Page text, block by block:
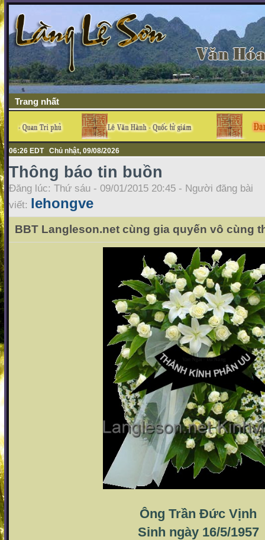
Trang nhất
06:26 EDT Chủ nhật, 09/08/2026
Thông báo tin buồn
Đăng lúc: Thứ sáu - 09/01/2015 20:45 - Người đăng bài
viết: lehongve
BBT Langleson.net cùng gia quyến vô cùng
Ông Trần Đức Vịnh
Sinh ngày 16/5/1957